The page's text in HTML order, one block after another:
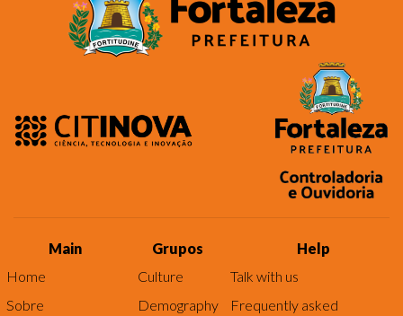
Main
Home
Sobre
Grupos
Culture
Demography
Help
Talk with us
Frequently asked